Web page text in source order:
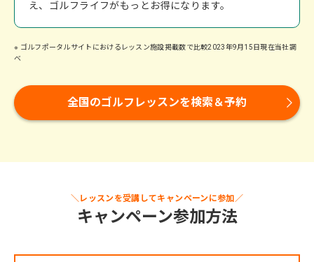
え、ゴルフライフがもっとお得になります。
※ ゴルフポータルサイトにおけるレッスン施設掲載数で比較2023年9月15日現在当社調
べ
全国のゴルフレッスンを検索＆予約
＼レッスンを受講してキャンペーンに参加／
キャンペーン参加方法